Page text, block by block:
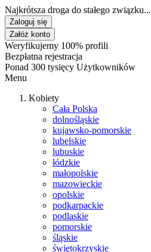
Najkrótsza droga do stałego związku...
Zaloguj się
Załóż konto
Weryfikujemy 100% profili
Bezpłatna rejestracja
Ponad 300 tysięcy Użytkowników
Menu
Kobiety
Cała Polska
dolnośląskie
kujawsko-pomorskie
lubelskie
lubuskie
łódzkie
małopolskie
mazowieckie
opolskie
podkarpackie
podlaskie
pomorskie
śląskie
świętokrzyskie